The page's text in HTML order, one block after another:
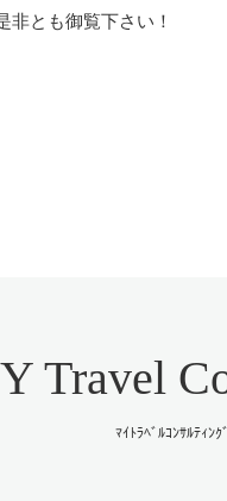
とも御覧下さい！
Travel
ﾏｲﾄﾗﾍﾞﾙｺﾝｻﾙﾃｨﾝｸﾞ